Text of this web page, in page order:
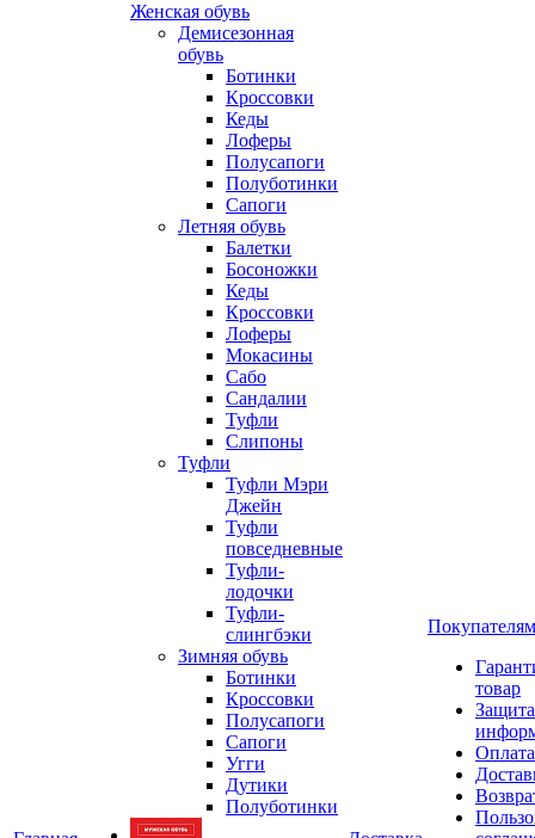
Женская обувь
Демисезонная
обувь
Ботинки
Кроссовки
Кеды
Лоферы
Полусапоги
Полуботинки
Сапоги
Летняя обувь
Балетки
Босоножки
Кеды
Кроссовки
Лоферы
Мокасины
Сабо
Сандалии
Туфли
Слипоны
Туфли
Туфли Мэри
Джейн
Туфли
повседневные
Туфли-
лодочки
Туфли-
слингбэки
Зимняя обувь
Ботинки
Кроссовки
Полусапоги
Сапоги
Угги
Дутики
Полуботинки
Покупателям
товар
Защита
Оплата